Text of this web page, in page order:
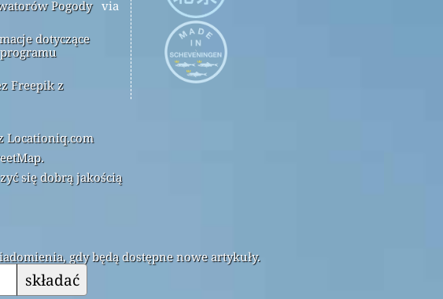
Pogody via
dotyczące
Freepik z
Locationiq.com
się dobrą jakością
gdy będą dostępne nowe artykuły.
składać